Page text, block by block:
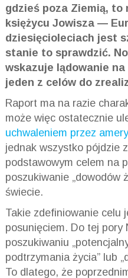
gdzieś poza Ziemią, to
księżycu Jowisza —
dziesięcioleciach jest
stanie to sprawdzić.
wskazuje lądowanie
jeden z celów do
Raport ma na razie
może więc ostatecznie
uchwaleniem przez
jednak wszystko pójdzie
podstawowym celem na
poszukiwanie „dowodów
świecie.
Takie zdefiniowanie celu
posunięciem. Do tej pory
poszukiwaniu
podtrzymania życia” lub
To dlatego, że